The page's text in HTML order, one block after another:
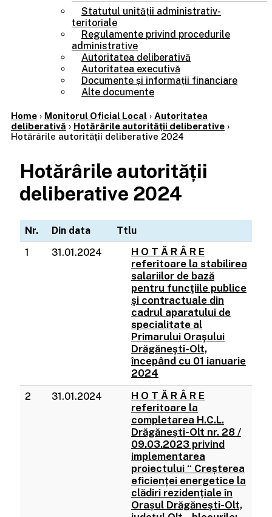
Statutul unității administrativ-
teritoriale
Regulamente privind procedurile
administrative
Autoritatea deliberativă
Autoritatea executivă
Documente și informații financiare
Alte documente
Home › Monitorul Oficial Local › Autoritatea
deliberativă › Hotărârile autorității deliberative ›
Hotărârile autorității deliberative 2024
Hotărârile autorității
deliberative 2024
Nr. Din data
Ttlu
1
31.01.2024
H O T Ă R Â R E
referitoare la stabilirea
salariilor de bază
pentru funcţiile publice
şi contractuale din
cadrul aparatului de
specialitate al
Primarului Oraşului
Drăgăneşti-Olt,
începând cu 01 ianuarie
2024
2 31.01.2024
H O T Ă R Â R E
referitoare la
completarea H.C.L.
Drăgănești-Olt nr. 28 /
09.03.2023 privind
implementarea
proiectului “ Creșterea
eficienței energetice la
clădiri rezidențiale în
Orașul Drăgănești-Olt,